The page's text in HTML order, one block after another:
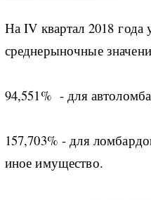
На IV квартал 2018 года
среднерыночные
94,551% - для
157,703% - для
иное имущество.